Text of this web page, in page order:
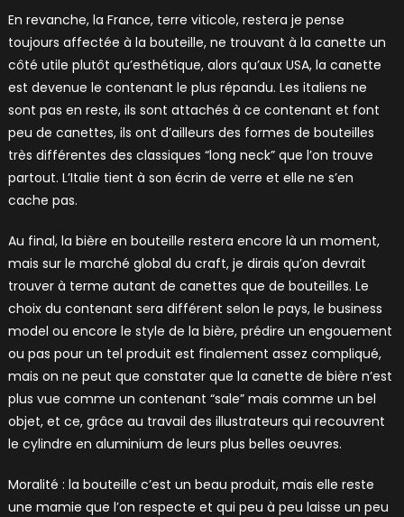
En revanche, la France, terre viticole, restera je pense
toujours affectée à la bouteille, ne trouvant à la canette un
côté utile plutôt qu’esthétique, alors qu’aux USA, la canette
est devenue le contenant le plus répandu. Les italiens ne
sont pas en reste, ils sont attachés à ce contenant et font
peu de canettes, ils ont d’ailleurs des formes de bouteilles
très différentes des classiques “long neck” que l’on trouve
partout. L’Italie tient à son écrin de verre et elle ne s’en
cache pas.
Au final, la bière en bouteille restera encore là un moment,
mais sur le marché global du craft, je dirais qu’on devrait
trouver à terme autant de canettes que de bouteilles. Le
choix du contenant sera différent selon le pays, le business
model ou encore le style de la bière, prédire un engouement
ou pas pour un tel produit est finalement assez compliqué,
mais on ne peut que constater que la canette de bière n’est
plus vue comme un contenant “sale” mais comme un bel
objet, et ce, grâce au travail des illustrateurs qui recouvrent
le cylindre en aluminium de leurs plus belles oeuvres.
Moralité : la bouteille c’est un beau produit, mais elle reste
une mamie que l’on respecte et qui peu à peu laisse un peu